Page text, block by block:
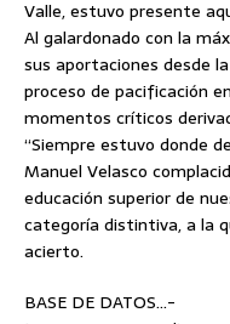
Valle, estuvo presente
Al galardonado con la
sus aportaciones desde
proceso de pacificación
momentos críticos
“Siempre estuvo donde
Manuel Velasco
educación superior de
categoría distintiva, a la
acierto.
BASE DE DATOS…-